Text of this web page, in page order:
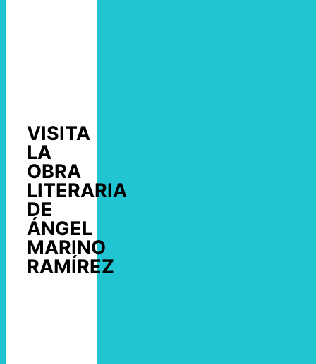
VISITA
LA
OBRA
LITERARIA
DE
ÁNGEL
MARINO
RAMÍREZ